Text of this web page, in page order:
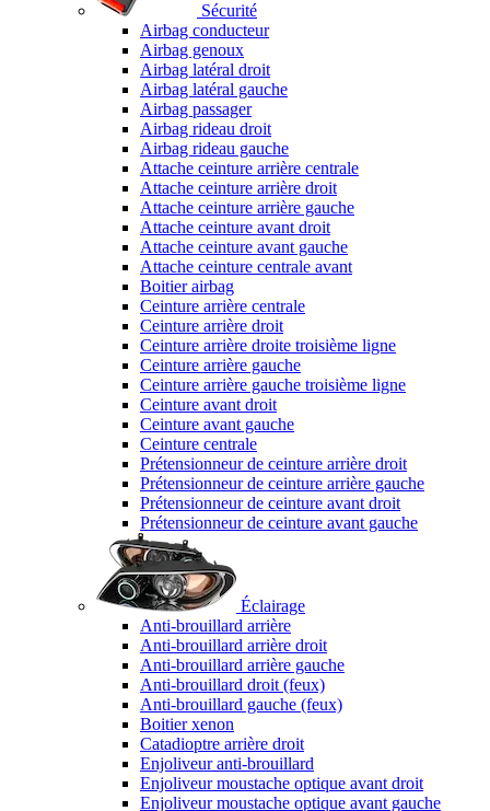
Sécurité
Airbag conducteur
Airbag genoux
Airbag latéral droit
Airbag latéral gauche
Airbag passager
Airbag rideau droit
Airbag rideau gauche
Attache ceinture arrière centrale
Attache ceinture arrière droit
Attache ceinture arrière gauche
Attache ceinture avant droit
Attache ceinture avant gauche
Attache ceinture centrale avant
Boitier airbag
Ceinture arrière centrale
Ceinture arrière droit
Ceinture arrière droite troisième ligne
Ceinture arrière gauche
Ceinture arrière gauche troisième ligne
Ceinture avant droit
Ceinture avant gauche
Ceinture centrale
Prétensionneur de ceinture arrière droit
Prétensionneur de ceinture arrière gauche
Prétensionneur de ceinture avant droit
Prétensionneur de ceinture avant gauche
Éclairage
Anti-brouillard arrière
Anti-brouillard arrière droit
Anti-brouillard arrière gauche
Anti-brouillard droit (feux)
Anti-brouillard gauche (feux)
Boitier xenon
Catadioptre arrière droit
Enjoliveur anti-brouillard
Enjoliveur moustache optique avant droit
Enjoliveur moustache optique avant gauche